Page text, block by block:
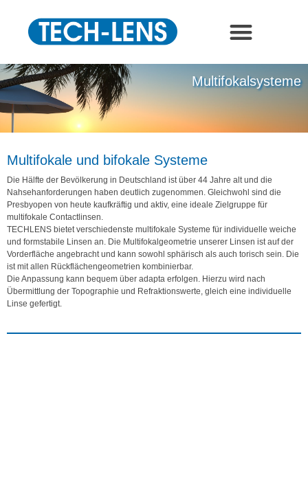
Multifokalsysteme
Multifokale und bifokale Systeme
Die Hälfte der Bevölkerung in Deutschland ist über 44 Jahre alt und die
Nahsehanforderungen haben deutlich zugenommen. Gleichwohl sind die
Presbyopen von heute kaufkräftig und aktiv, eine ideale Zielgruppe für
multifokale Contactlinsen.
TECHLENS bietet verschiedenste multifokale Systeme für individuelle weiche
und formstabile Linsen an. Die Multifokalgeometrie unserer Linsen ist auf der
Vorderfläche angebracht und kann sowohl sphärisch als auch torisch sein. Die
ist mit allen Rückflächengeometrien kombinierbar.
Die Anpassung kann bequem über adapta erfolgen. Hierzu wird nach
Übermittlung der Topographie und Refraktionswerte, gleich eine individuelle
Linse gefertigt.